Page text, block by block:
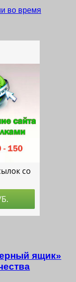
во время
ящик»